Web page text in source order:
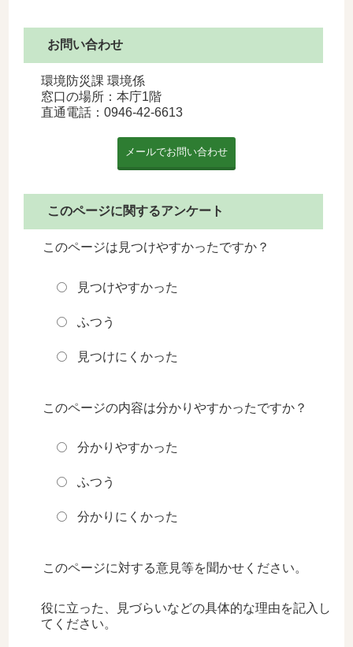
お問い合わせ
環境防災課 環境係
窓口の場所：本庁1階
直通電話： 0946-42-6613
このページに関するアンケート
このページは見つけやすかったですか？
見つけやすかった
ふつう
見つけにくかった
このページの内容は分かりやすかったですか？
分かりやすかった
ふつう
分かりにくかった
このページに対する意見等を聞かせください。
役に立った、見づらいなどの具体的な理由を記入し
てください。